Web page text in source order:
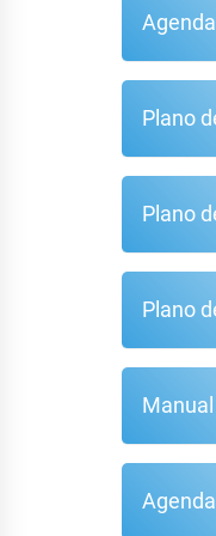
Agenda
Plano
Plano
Plano
Agenda